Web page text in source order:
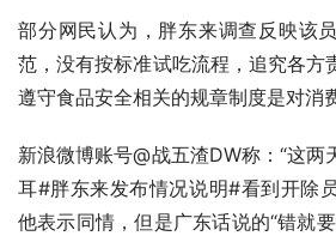
部分网民认为，胖东来调查反映该
范，没有按标准试吃流程，追究各方
遵守食品安全相关的规章制度是对消
新浪微博账号@战五渣DW称：“这
耳#胖东来发布情况说明#看到开除
他表示同情，但是广东话说的“错就